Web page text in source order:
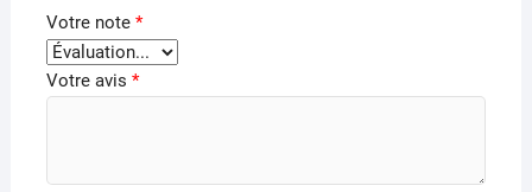
Votre note *
Votre avis *